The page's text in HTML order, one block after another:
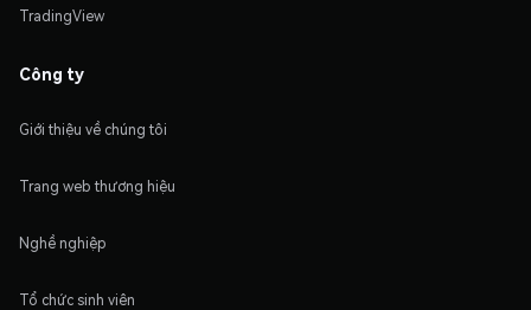
TradingView
Công ty
Giới thiệu về chúng tôi
Trang web thương hiệu
Nghề nghiệp
Tổ chức sinh viên